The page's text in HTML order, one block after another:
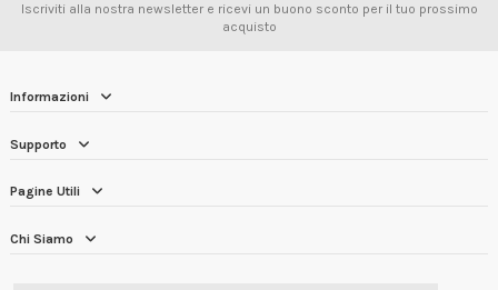
Iscriviti alla nostra newsletter e ricevi un buono sconto per il tuo prossimo
acquisto
Informazioni
Supporto
Pagine Utili
Chi Siamo